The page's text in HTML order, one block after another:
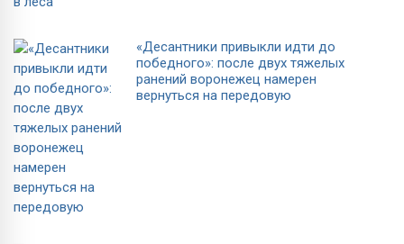
«Десантники привыкли идти до
победного»: после двух тяжелых
ранений воронежец намерен
вернуться на передовую